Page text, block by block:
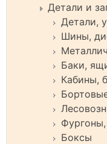
Детали и
Детали,
Шины,
Баки,
Кабины,
Боксы